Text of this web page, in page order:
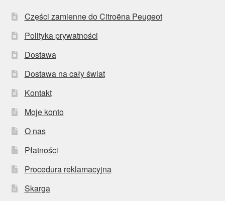
Części zamienne do Citroëna Peugeot
Polityka prywatności
Dostawa
Dostawa na cały świat
Kontakt
Moje konto
O nas
Płatności
Procedura reklamacyjna
Skarga